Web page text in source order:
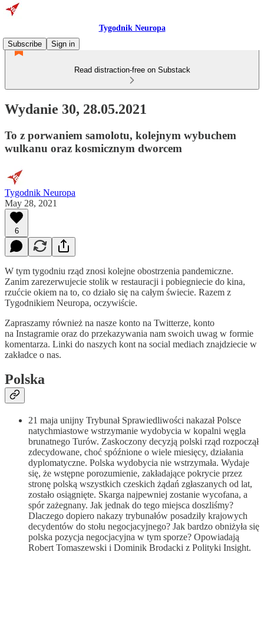
Tygodnik Neuropa
Subscribe
Sign in
Read distraction-free on Substack
Wydanie 30, 28.05.2021
To z porwaniem samolotu, kolejnym wybuchem
wulkanu oraz kosmicznym dworcem
Tygodnik Neuropa
May 28, 2021
6
W tym tygodniu rząd znosi kolejne obostrzenia pandemiczne.
Zanim zarezerwujecie stolik w restauracji i pobiegniecie do kina,
rzućcie okiem na to, co działo się na całym świecie. Razem z
Tygodnikiem Neuropa, oczywiście.
Zapraszamy również na nasze konto na Twitterze, konto
na Instagramie oraz do przekazywania nam swoich uwag w formie
komentarza. Linki do naszych kont na social mediach znajdziecie w
zakładce o nas.
Polska
21 maja unijny Trybunał Sprawiedliwości nakazał Polsce
natychmiastowe wstrzymanie wydobycia w kopalni węgla
brunatnego Turów. Zaskoczony decyzją polski rząd rozpoczął
zdecydowane, choć spóźnione o wiele miesięcy, działania
dyplomatyczne. Polska wydobycia nie wstrzymała. Wydaje
się, że wstępne porozumienie, zakładające pokrycie przez
stronę polską wszystkich czeskich żądań zgłaszanych od lat,
zostało osiągnięte. Skarga najpewniej zostanie wycofana, a
spór zażegnany. Jak jednak do tego miejsca doszliśmy?
Dlaczego dopiero nakazy trybunałów posadziły krajowych
decydentów do stołu negocjacyjnego? Jak bardzo obniżyła się
polska pozycja negocjacyjna w tym sporze? Opowiadają
Robert Tomaszewski i Dominik Brodacki z Polityki Insight.